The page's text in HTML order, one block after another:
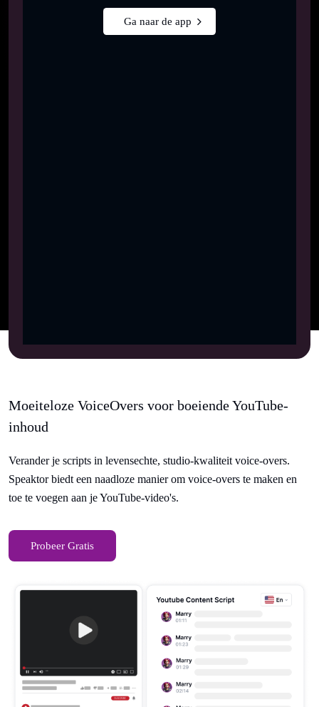
Ga naar de app
Moeiteloze VoiceOvers voor boeiende YouTube-
inhoud
Verander je scripts in levensechte, studio-kwaliteit voice-overs.
Speaktor biedt een naadloze manier om voice-overs te maken en
toe te voegen aan je YouTube-video's.
Probeer Gratis